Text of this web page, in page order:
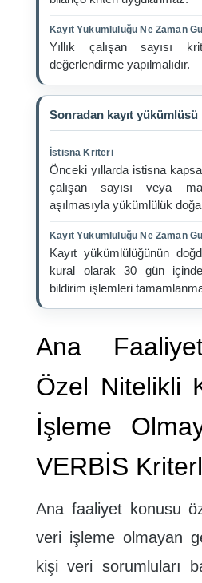
Kayıt Yükümlülüğü Ne Zaman
Yıllık çalışan sayısı
değerlendirme yapılmalıdır.
Sonradan kayıt
İstisna Kriteri
Önceki yıllarda istisna
çalışan sayısı veya
aşılmasıyla yükümlülük
Kayıt Yükümlülüğü Ne Zaman
Kayıt yükümlülüğünün
kural olarak 30 gün
bildirim işlemleri
Ana
Özel Nitelikli
İşleme
VERBİS
Ana faaliyet konusu
veri işleme olmayan
kişi veri sorumluları